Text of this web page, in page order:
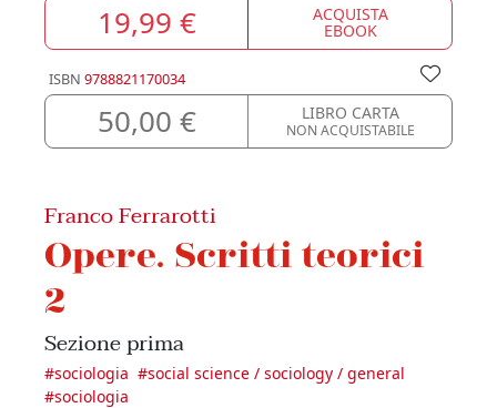
19,99 € ACQUISTA
EBOOK
ISBN 9788821170034
50,00 € LIBRO CARTA
NON ACQUISTABILE
Franco Ferrarotti
Opere. Scritti teorici
2
Sezione prima
#sociologia #social science / sociology / general
#sociologia